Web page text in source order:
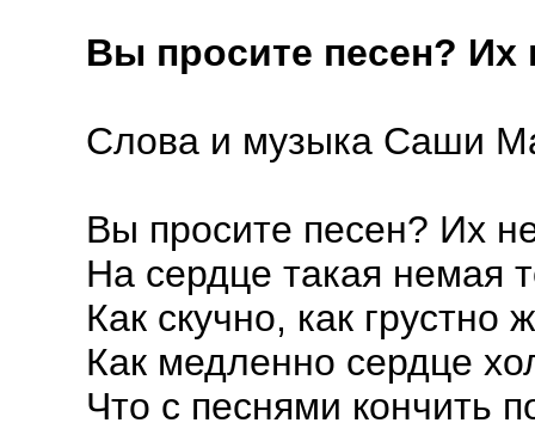
Вы просите песен? Их
Слова и музыка Саши
Вы просите песен? Их
На сердце такая немая
Как скучно, как грустно
Как медленно сердце
Что с песнями кончить